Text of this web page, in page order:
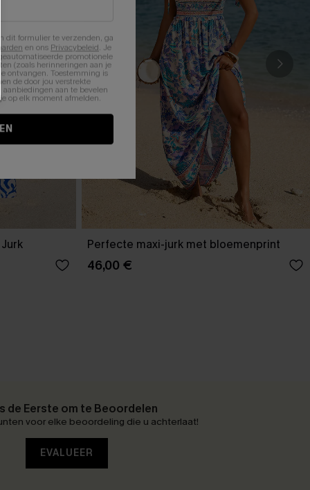
Perfecte maxi-jurk met bloemenprint
46,00 €
de Eerste om te Beoordelen
voor elke beoordeling die u achterlaat!
EVALUEER
dit formulier te verzenden, ga
en ons Privacybeleid. Je
promotionele
(zoals herinneringen aan je
ontvangen. Toestemming is
de door jou verstrekte
aanbiedingen aan te bevelen
op elk moment afmelden.